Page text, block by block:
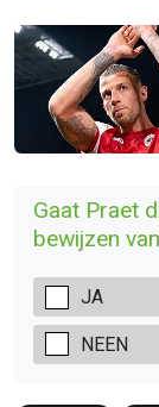
Gaat Praet
bewijzen
JA
NEEN